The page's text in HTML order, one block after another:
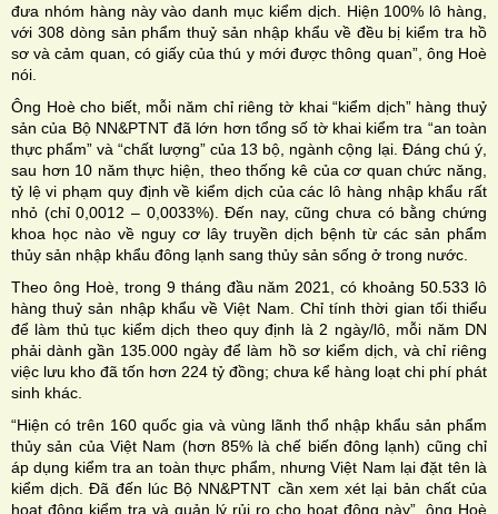
đưa nhóm hàng này vào danh mục kiểm dịch. Hiện 100% lô hàng,
với 308 dòng sản phẩm thuỷ sản nhập khẩu về đều bị kiểm tra hồ
sơ và cảm quan, có giấy của thú y mới được thông quan”, ông Hoè
nói.
Ông Hoè cho biết, mỗi năm chỉ riêng tờ khai “kiểm dịch” hàng thuỷ
sản của Bộ NN&PTNT đã lớn hơn tổng số tờ khai kiểm tra “an toàn
thực phẩm” và “chất lượng” của 13 bộ, ngành cộng lại. Đáng chú ý,
sau hơn 10 năm thực hiện, theo thống kê của cơ quan chức năng,
tỷ lệ vi phạm quy định về kiểm dịch của các lô hàng nhập khẩu rất
nhỏ (chỉ 0,0012 – 0,0033%). Đến nay, cũng chưa có bằng chứng
khoa học nào về nguy cơ lây truyền dịch bệnh từ các sản phẩm
thủy sản nhập khẩu đông lạnh sang thủy sản sống ở trong nước.
Theo ông Hoè, trong 9 tháng đầu năm 2021, có khoảng 50.533 lô
hàng thuỷ sản nhập khẩu về Việt Nam. Chỉ tính thời gian tối thiểu
để làm thủ tục kiểm dịch theo quy định là 2 ngày/lô, mỗi năm DN
phải dành gần 135.000 ngày để làm hồ sơ kiểm dịch, và chỉ riêng
việc lưu kho đã tốn hơn 224 tỷ đồng; chưa kể hàng loạt chi phí phát
sinh khác.
“Hiện có trên 160 quốc gia và vùng lãnh thổ nhập khẩu sản phẩm
thủy sản của Việt Nam (hơn 85% là chế biến đông lạnh) cũng chỉ
áp dụng kiểm tra an toàn thực phẩm, nhưng Việt Nam lại đặt tên là
kiểm dịch. Đã đến lúc Bộ NN&PTNT cần xem xét lại bản chất của
hoạt động kiểm tra và quản lý rủi ro cho hoạt động này”, ông Hoè